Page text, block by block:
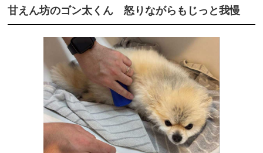
甘えん坊のゴン太くん 怒りながらもじっと我慢